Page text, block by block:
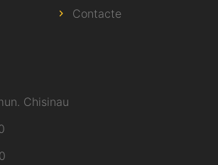
Contacte
Chisinau